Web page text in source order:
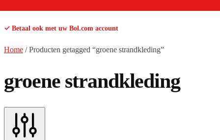
✓ Betaal ook met uw Bol.com account
Home /Producten getagged “groene strandkleding”
groene strandkleding